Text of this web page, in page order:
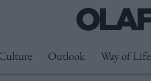
Outlook Way of Life